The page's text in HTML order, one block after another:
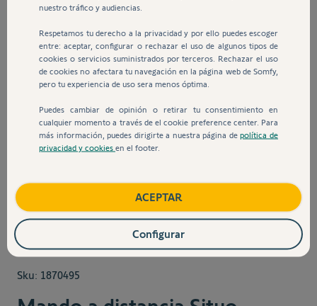
View larger imageView larger image View
Sku: 1870495
nuestro tráfico y audiencias.
Respetamos tu derecho a la privacidad y por ello puedes escoger
entre: aceptar, configurar o rechazar el uso de algunos tipos de
cookies o servicios suministrados por terceros. Rechazar el uso
de cookies no afectara tu navegación en la página web de Somfy,
pero tu experiencia de uso sera menos óptima.
Puedes cambiar de opinión o retirar tu consentimiento en
cualquier momento a través de el cookie preference center. Para
más información, puedes dirigirte a nuestra página depolítica de
privacidad y cookies en el footer.
ACEPTAR
Configurar